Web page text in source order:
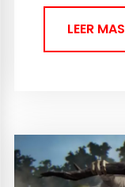
LEER MAS